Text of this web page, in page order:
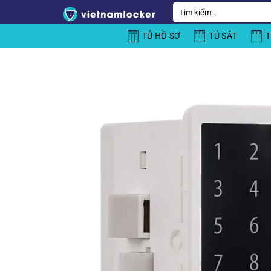
qua
dung
Tìm
kiếm:
TỦ HỒ SƠ TỦ SẮT